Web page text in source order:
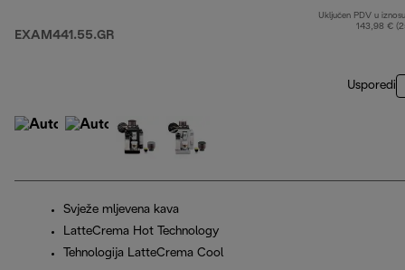
EXAM441.55.GR
Uključen PDV u
143,98 €
Usporedi
Svježe mljevena kava
LatteCrema Hot Technology
Tehnologija LatteCrema Cool